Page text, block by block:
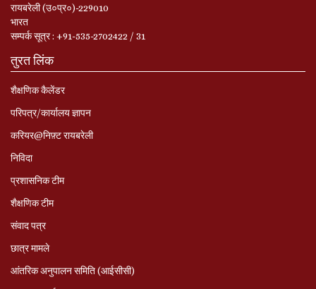
रायबरेली (उ०प्र०)-229010
भारत
सम्‍पर्क सूत्र : +91-535-2702422 / 31
तुरत लिंक
शैक्षणिक कैलेंडर
परिपत्र/कार्यालय ज्ञापन
करियर@निफ़्ट रायबरेली
निविदा
प्रशासनिक टीम
शैक्षणिक टीम
संवाद पत्र
छात्र मामले
आंतरिक अनुपालन समिति (आईसीसी)